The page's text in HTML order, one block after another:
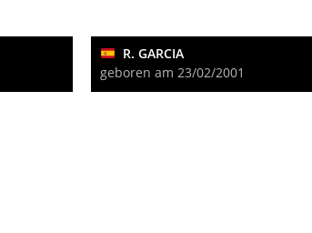
R. GARCIA
geboren am 23/02/2001